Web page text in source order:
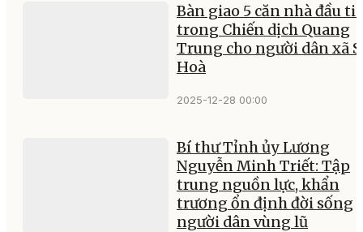
Bàn giao 5 căn nhà đầu
trong Chiến dịch Quang
Trung cho người dân xã
Hoà
2025-12-28 00:00
Bí thư Tỉnh ủy Lương
Nguyễn Minh Triết: Tập
trung nguồn lực, khẩn
trương ổn định đời sống
người dân vùng lũ